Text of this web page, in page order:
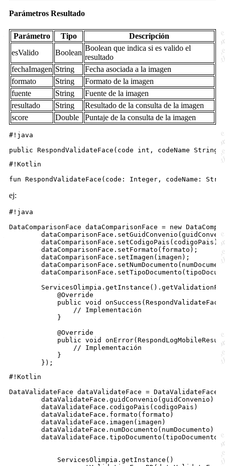
Parámetros Resultado
Parámetro Tipo
Descripción
esValido
Boolean
Boolean que indica si es valido el
resultado
fechaImagen String
Fecha asociada a la imagen
formato
String
Formato de la imagen
fuente
String
Fuente de la imagen
resultado
String
Resultado de la consulta de la imagen
score
Double Puntaje de la consulta de la imagen
#!java
#!Kotlin
ej:
#!java
DataComparisonFace dataComparisonFace = new
        dataComparisonFace.setCodigoPais(codigoPais);
        dataComparisonFace.setFormato(formato);
        dataComparisonFace.setImagen(imagen);
            @Override
public void
                // Implementación
            }
            @Override
public void
                // Implementación
            }
#!Kotlin
DataValidateFace dataValidateFace =
        dataValidateFace.guidConvenio(guidConvenio)
        dataValidateFace.codigoPais(codigoPais)
        dataValidateFace.formato(formato)
        dataValidateFace.imagen(imagen)
        dataValidateFace.numDocumento(numDocumento)
        dataValidateFace.tipoDocumento(tipoDocumento)
            ServicesOlimpia.getInstance()